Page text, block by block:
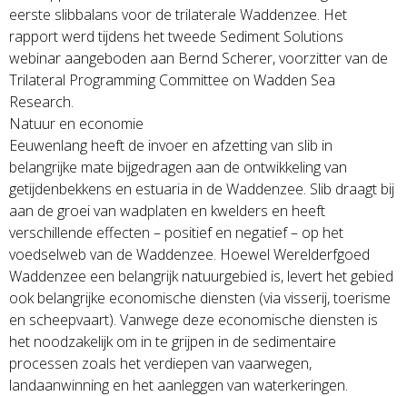
eerste slibbalans voor de trilaterale Waddenzee. Het
rapport werd tijdens het tweede Sediment Solutions
webinar aangeboden aan Bernd Scherer, voorzitter van de
Trilateral Programming Committee on Wadden Sea
Research.
Natuur en economie
Eeuwenlang heeft de invoer en afzetting van slib in
belangrijke mate bijgedragen aan de ontwikkeling van
getijdenbekkens en estuaria in de Waddenzee. Slib draagt bij
aan de groei van wadplaten en kwelders en heeft
verschillende effecten – positief en negatief – op het
voedselweb van de Waddenzee. Hoewel Werelderfgoed
Waddenzee een belangrijk natuurgebied is, levert het gebied
ook belangrijke economische diensten (via visserij, toerisme
en scheepvaart). Vanwege deze economische diensten is
het noodzakelijk om in te grijpen in de sedimentaire
processen zoals het verdiepen van vaarwegen,
landaanwinning en het aanleggen van waterkeringen.